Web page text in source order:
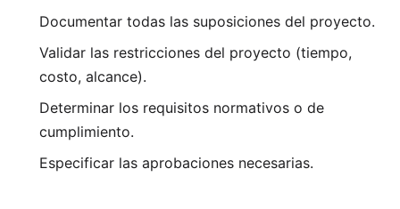
Documentar todas las suposiciones del proyecto.
Validar las restricciones del proyecto (tiempo,
costo, alcance).
Determinar los requisitos normativos o de
cumplimiento.
Especificar las aprobaciones necesarias.